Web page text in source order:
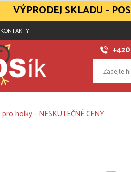
KONTAKTY
VÝPRODEJ SKLADU -